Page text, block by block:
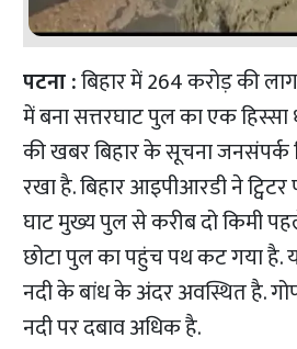
पटना :बिहार में 264 करोड़ की
में बना सत्तरघाट पुल का एक हिस्सा
की खबर बिहार के सूचना जनसंपर्क
रखा है. बिहार आइपीआरडी ने
घाट मुख्य पुल से करीब दो किमी
छोटा पुल का पहुंच पथ कट गया है.
नदी के बांध के अंदर अवस्थित है.
नदी पर दबाव अधिक है.